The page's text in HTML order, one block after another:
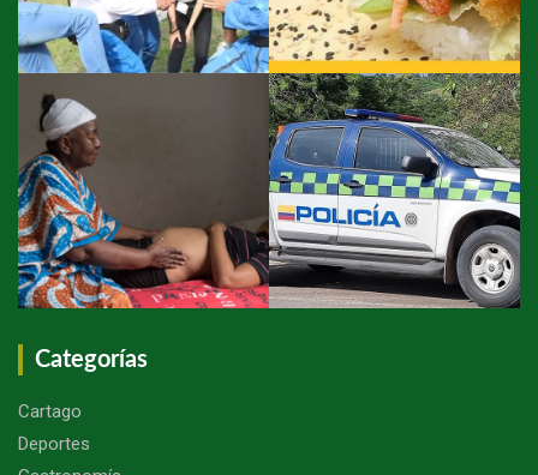
Categorías
Cartago
Deportes